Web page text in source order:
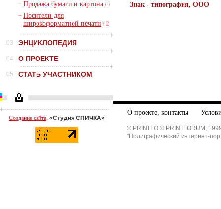
– Продажа бумаги и картона / 7
– Носители для
широкоформатной печати / 2
.03 ЭНЦИКЛОПЕДИЯ
.04 О ПРОЕКТЕ
.05 СТАТЬ УЧАСТНИКОМ
Создание сайта: «Студия СПИЧКА»
Знак - типография, ООО
О проекте, контакты
© PRINTFO © PRINTFORUM,
"Полиграфический интернет-